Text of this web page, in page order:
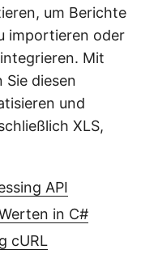
um Berichte
importieren oder
Mit
Sie diesen
und
XLS,
API
in C#
cURL